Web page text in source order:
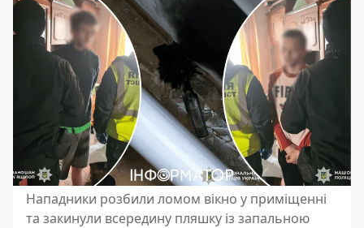
Нападники розбили ломом вікно у приміщенні
та закинули всередину пляшку із запальною